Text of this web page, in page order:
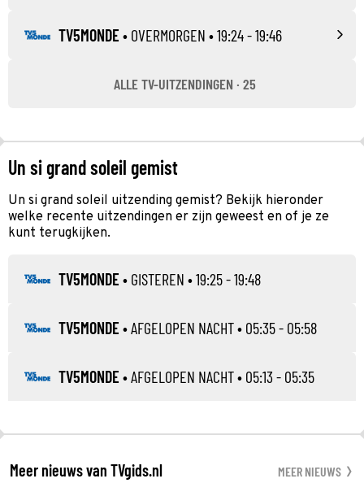
TV5MONDE • OVERMORGEN • 19:24 - 19:46
ALLE TV-UITZENDINGEN · 25
Un si grand soleil gemist
Un si grand soleil uitzending gemist? Bekijk hieronder
welke recente uitzendingen er zijn geweest en of je ze
kunt terugkijken.
TV5MONDE • GISTEREN • 19:25 - 19:48
TV5MONDE •AFGELOPEN NACHT• 05:35 - 05:58
TV5MONDE •AFGELOPEN NACHT• 05:13 - 05:35
Meer nieuws van TVgids.nl MEER NIEUWS